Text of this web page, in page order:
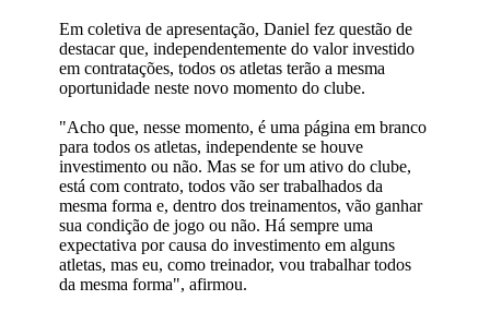
Em coletiva de apresentação, Daniel fez questão de
destacar que, independentemente do valor investido
em contratações, todos os atletas terão a mesma
oportunidade neste novo momento do clube.
"Acho que, nesse momento, é uma página em branco
para todos os atletas, independente se houve
investimento ou não. Mas se for um ativo do clube,
está com contrato, todos vão ser trabalhados da
mesma forma e, dentro dos treinamentos, vão ganhar
sua condição de jogo ou não. Há sempre uma
expectativa por causa do investimento em alguns
atletas, mas eu, como treinador, vou trabalhar todos
da mesma forma", afirmou.